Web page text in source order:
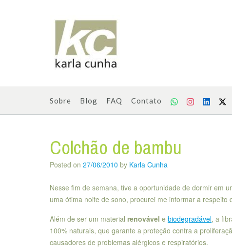
Sobre Blog FAQ Contato
Colchão de bambu
Posted on 27/06/2010 by Karla Cunha
Nesse fim de semana, tive a oportunidade de dormir em
uma ótima noite de sono, procurei me informar a respeito
Além de ser um material renovável e biodegradável, a
100% naturais, que garante a proteção contra a
causadores de problemas alérgicos e respiratórios.